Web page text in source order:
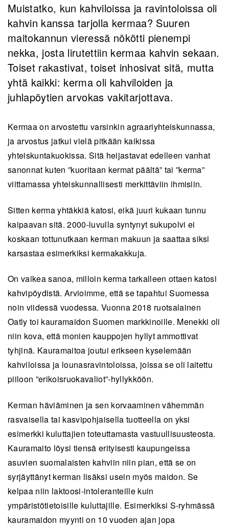
Muistatko, kun kahviloissa ja ravintoloissa oli
kahvin kanssa tarjolla kermaa? Suuren
maitokannun vieressä nökötti pienempi
nekka, josta lirutettiin kermaa kahvin sekaan.
Toiset rakastivat, toiset inhosivat sitä, mutta
yhtä kaikki: kerma oli kahviloiden ja
juhlapöytien arvokas vakitarjottava.
Kermaa on arvostettu varsinkin agraariyhteiskunnassa,
ja arvostus jatkui vielä pitkään kaikissa
yhteiskuntakuokissa. Sitä heijastavat edelleen vanhat
sanonnat kuten ”kuoritaan kermat päältä” tai ”kerma”
viittamassa yhteiskunnallisesti merkittäviin ihmisiin.
Sitten kerma yhtäkkiä katosi, eikä juuri kukaan tunnu
kaipaavan sitä. 2000-luvulla syntynyt sukupolvi ei
koskaan tottunutkaan kerman makuun ja saattaa siksi
karsastaa esimerkiksi kermakakkuja.
On vaikea sanoa, milloin kerma tarkalleen ottaen katosi
kahvipöydistä. Arvioimme, että se tapahtui Suomessa
noin viidessä vuodessa. Vuonna 2018 ruotsalainen
Oatly toi kauramaidon Suomen markkinoille. Menekki oli
niin kova, että monien kauppojen hyllyt ammottivat
tyhjinä. Kauramaitoa joutui erikseen kyselemään
kahviloissa ja lounasravintoloissa, joissa se oli laitettu
piiloon ”erikoisruokavaliot”-hyllykköön.
Kerman häviäminen ja sen korvaaminen vähemmän
rasvaisella tai kasvipohjaisella tuotteella on yksi
esimerkki kuluttajien toteuttamasta vastuullisuusteosta.
Kauramaito löysi tiensä erityisesti kaupungeissa
asuvien suomalaisten kahviin niin pian, että se on
syrjäyttänyt kerman lisäksi usein myös maidon. Se
kelpaa niin laktoosi-intoleranteille kuin
ympäristötietoisille kuluttajille. Esimerkiksi S-ryhmässä
kauramaidon myynti on 10 vuoden ajan jopa